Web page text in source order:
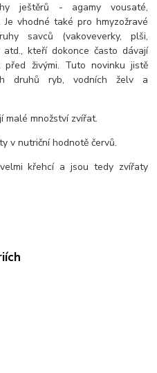
ještěrů - agamy vousaté,
Je vhodné také pro hmyzožravé
savců (vakoveverky, plši,
kteří dokonce často dávají
před živými. Tuto novinku jistě
druhů ryb, vodních želv a
malé množství zvířat.
v nutriční hodnotě červů.
křehcí a jsou tedy zvířaty